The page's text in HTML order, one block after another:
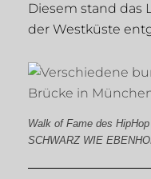
Diesem stand das
der Westküste
Walk of Fame des
SCHWARZ WIE